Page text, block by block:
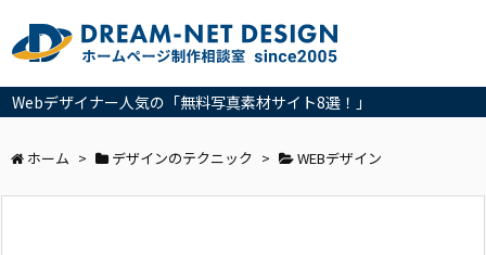
Webデザイナー人気の「無料写真素材サイト8選！」
ホーム > デザインのテクニック > WEBデザイン